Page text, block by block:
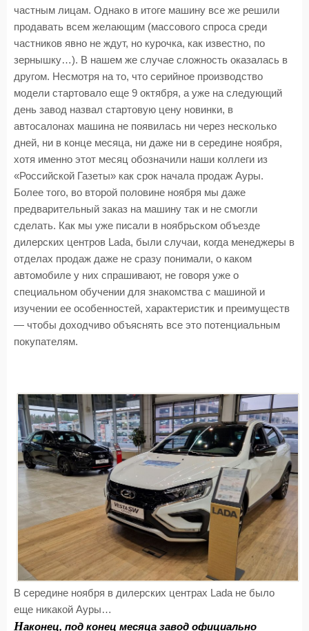
частным лицам. Однако в итоге машину все же решили
продавать всем желающим (массового спроса среди
частников явно не ждут, но курочка, как известно, по
зернышку…). В нашем же случае сложность оказалась в
другом. Несмотря на то, что серийное производство
модели стартовало еще 9 октября, а уже на следующий
день завод назвал стартовую цену новинки, в
автосалонах машина не появилась ни через несколько
дней, ни в конце месяца, ни даже ни в середине ноября,
хотя именно этот месяц обозначили наши коллеги из
«Российской Газеты» как срок начала продаж Ауры.
Более того, во второй половине ноября мы даже
предварительный заказ на машину так и не смогли
сделать. Как мы уже писали в ноябрьском объезде
дилерских центров Lada, были случаи, когда менеджеры в
отделах продаж даже не сразу понимали, о каком
автомобиле у них спрашивают, не говоря уже о
специальном обучении для знакомства с машиной и
изучении ее особенностей, характеристик и преимуществ
— чтобы доходчиво объяснять все это потенциальным
покупателям.
В середине ноября в дилерских центрах Lada не было
еще никакой Ауры…
Наконец, под конец месяца завод официально